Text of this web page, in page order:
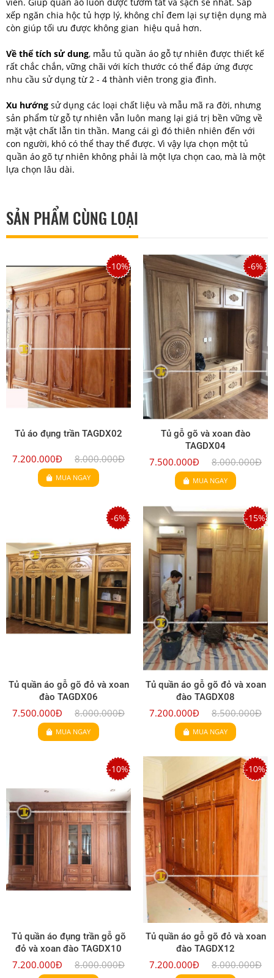
xếp ngăn chia hộc tủ hợp lý, không chỉ đem lại sự tiện dụng mà
còn giúp tối ưu được không gian hiệu quả hơn.
Về thể tích sử dung, mẫu tủ quần áo gỗ tự nhiên được thiết kế
rất chắc chắn, vững chãi với kích thước có thể đáp ứng được
nhu cầu sử dụng từ 2 - 4 thành viên trong gia đình.
Xu hướng sử dụng các loại chất liệu và mẫu mã ra đời, nhưng
sản phẩm từ gỗ tự nhiên vẫn luôn mang lại giá trị bền vững về
mặt vật chất lẫn tin thần. Mang cái gì đó thiên nhiên đến với
con người, khó có thể thay thế được. Vì vậy lựa chọn một tủ
quần áo gõ tự nhiên không phải là một lựa chọn cao, mà là một
lựa chọn lâu dài.
SẢN PHẨM CÙNG LOẠI
-10%
Tủ áo đụng trần TAGDX02
7.200.000Đ 8.000.000Đ
MUA NGAY
-6%
Tủ gỗ gõ và xoan đào
TAGDX04
7.500.000Đ 8.000.000Đ
MUA NGAY
-6%
Tủ quần áo gỗ gõ đỏ và xoan
đào TAGDX06
7.500.000Đ 8.000.000Đ
MUA NGAY
-15%
Tủ quần áo gỗ gõ đỏ và xoan
đào TAGDX08
7.200.000Đ 8.500.000Đ
MUA NGAY
-10%
Tủ quần áo đụng trần gỗ gõ
đỏ và xoan đào TAGDX10
7.200.000Đ 8.000.000Đ
-10%
Tủ quần áo gỗ gõ đỏ và xoan
đào TAGDX12
7.200.000Đ 8.000.000Đ